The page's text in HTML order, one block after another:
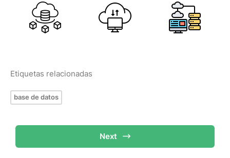
Etiquetas relacionadas
base de datos
Next